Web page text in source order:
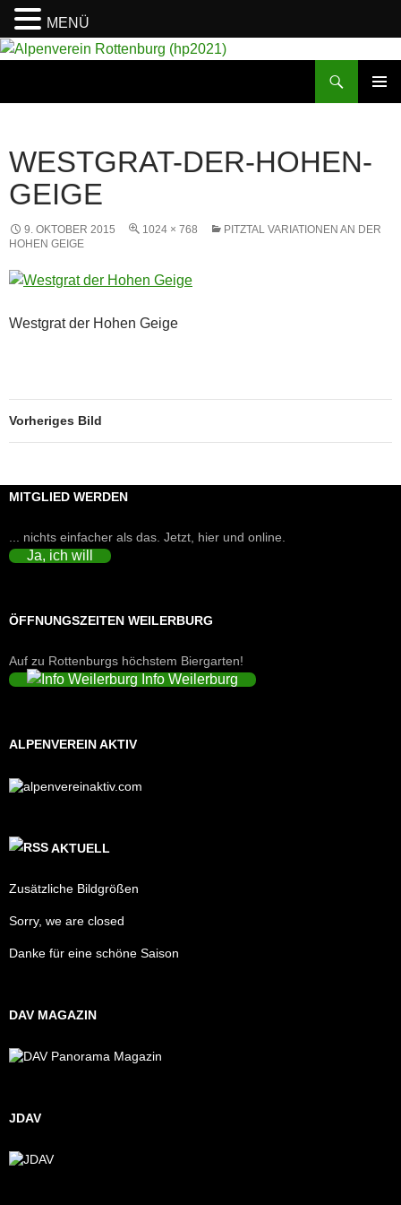
WESTGRAT-DER-HOHEN-
GEIGE
9. OKTOBER 2015 1024 × 768
PITZTAL VARIATIONEN AN DER
HOHEN GEIGE
Westgrat der Hohen Geige
Vorheriges Bild
MITGLIED WERDEN
... nichts einfacher als das. Jetzt, hier und online.
Ja, ich will
ÖFFNUNGSZEITEN WEILERBURG
Auf zu Rottenburgs höchstem Biergarten!
Info Weilerburg
ALPENVEREIN AKTIV
AKTUELL
Zusätzliche Bildgrößen
Sorry, we are closed
Danke für eine schöne Saison
DAV MAGAZIN
JDAV
MENÜ